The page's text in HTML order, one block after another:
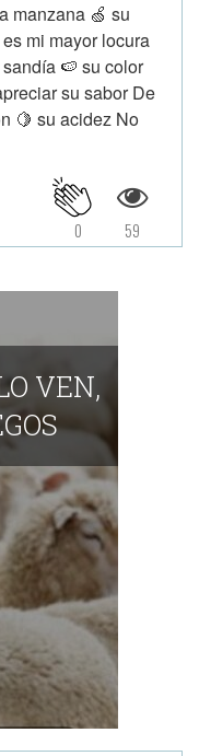
manzana 🍏 su
mi mayor locura
🍉 su color
su sabor De
🍋 su acidez No
59
0
VEN,